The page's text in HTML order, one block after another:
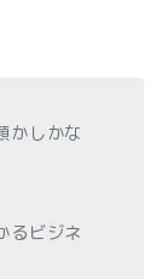
かしかな
るビジネ